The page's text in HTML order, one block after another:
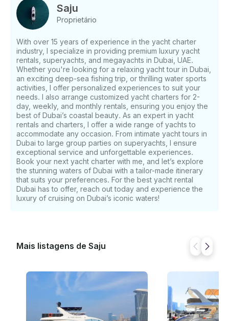
perfeita para explorar os marcos icônicos da Marina
de Dubai . Viagens dedicadas por horário e preço:
Horário mínimo de reserva: - dias úteis: 2 horas (3
horas durante o pôr do sol) - Fins de semana: 3
horas (4 horas durante o pôr do sol) - Feriados
públicos: 3 horas (4 horas durante o pôr do sol)
Detalhes de preços disponíveis mediante consulta.
Envie-nos uma mensagem para obter a melhor
oferta personalizada. Pontos turísticos e opções de
passeios: - - Dubai Marina - JBR (Jumeirah Beach
Residence) - Bluewaters Island e Ain Dubai O -
icônico horizonte à beira-mar Palm Jumeirah -
Custos adicionais do Burj Al Arab: - Alimentos e
bebidas: disponíveis a um custo adicional (ou traga
seu próprio) Coleta e entrega: coleta e entrega
convenientes na Marina de Dubai. Detalhes
específicos serão fornecidos após a confirmação da
reserva. O que levar: - alimentos e bebidas pessoais
(opcional) - Roupa de banho, protetor solar e
“Solicitar reserva” no GetMyBoat para enviar sua
consulta e receber uma oferta personalizada
aproveitar o luxo de navegar em um barco de 33 pés
na Marina de Dubai!
Saju
Proprietário
With over 15 years of experience in the yacht charter
industry, I specialize in providing premium luxury yacht
rentals, superyachts, and megayachts in Dubai, UAE.
Whether you're looking for a relaxing yacht tour in Dubai,
an exciting deep-sea fishing trip, or thrilling water sports
activities, I offer personalized experiences to suit your
needs. I also arrange customized yacht charters for 2-
day, weekly, and monthly rentals, ensuring you enjoy the
best of Dubai’s coastal beauty. As an expert in yacht
rentals and charters, I offer a wide range of yachts to
accommodate any occasion. From intimate yacht tours in
Dubai to large group parties on superyachts, I ensure
exceptional service and unforgettable experiences.
Book your next yacht charter with me, and let’s explore
the stunning waters of Dubai with a tailor-made itinerary
that suits your preferences. For the best yacht rental
Dubai has to offer, reach out today and experience the
luxury of cruising on Dubai’s iconic waters!
Mais listagens de Saju